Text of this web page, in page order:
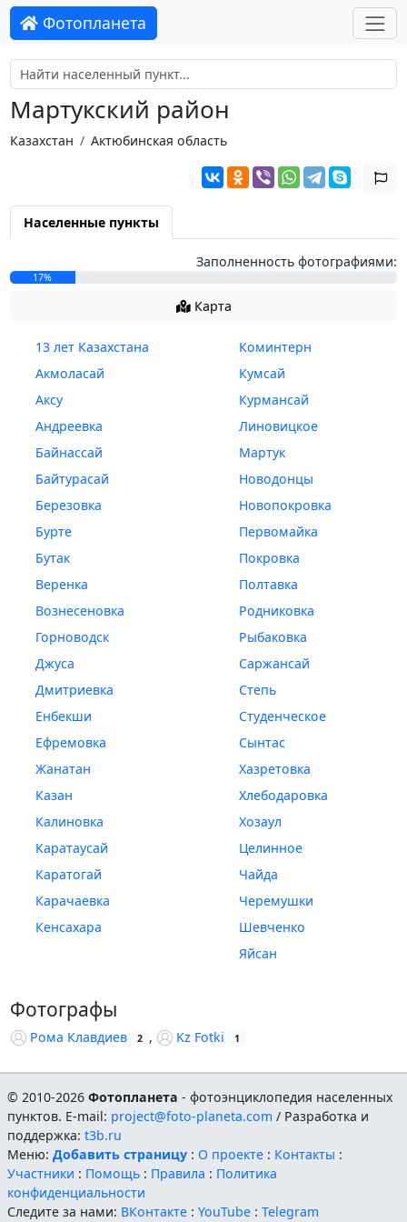
Фотопланета
Мартукский район
Казахстан Актюбинская область
Населенные пункты
Заполненность фотографиями:
17%
Карта
13 лет Казахстана
Акмоласай
Аксу
Андреевка
Байнассай
Байтурасай
Березовка
Бурте
Бутак
Веренка
Вознесеновка
Горноводск
Джуса
Дмитриевка
Енбекши
Ефремовка
Жанатан
Казан
Калиновка
Каратаусай
Каратогай
Карачаевка
Кенсахара
Коминтерн
Кумсай
Курмансай
Линовицкое
Мартук
Новодонцы
Новопокровка
Первомайка
Покровка
Полтавка
Родниковка
Рыбаковка
Саржансай
Степь
Студенческое
Сынтас
Хазретовка
Хлебодаровка
Хозаул
Целинное
Чайда
Черемушки
Шевченко
Яйсан
Фотографы
Рома Клавдиев 2 , Kz Fotki 1
© 2010-2026Фотопланета - фотоэнциклопедия населенных
пунктов. E-mail: project@foto-planeta.com / Разработка и
поддержка:t3b.ru
Меню:Добавить страницу : О проекте : Контакты :
Участники : Помощь : Правила : Политика
конфиденциальности
Следите за нами: ВКонтакте :YouTube :Telegram